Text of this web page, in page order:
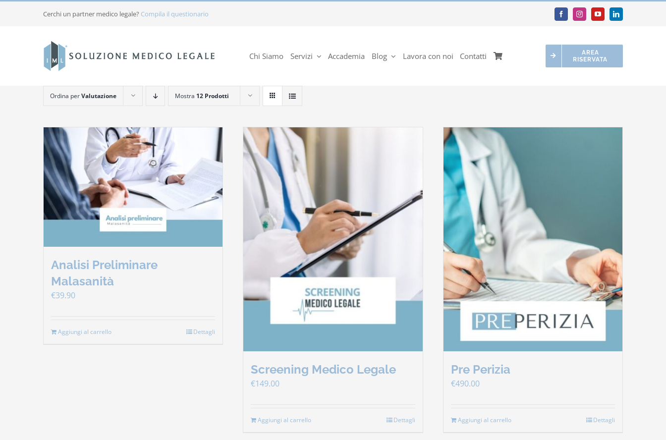
Cerchi un partner medico legale? Compila il questionario
Chi Siamo Servizi Accademia Blog Lavora con noi Contatti
AREA
RISERVATA
Ordina perValutazione Mostra 12 Prodotti
Analisi Preliminare
Malasanità
€39.90
Aggiungi al carrello Dettagli
Screening Medico Legale
€149.00
Aggiungi al carrello Dettagli
Pre Perizia
€490.00
Aggiungi al carrello Dettagli